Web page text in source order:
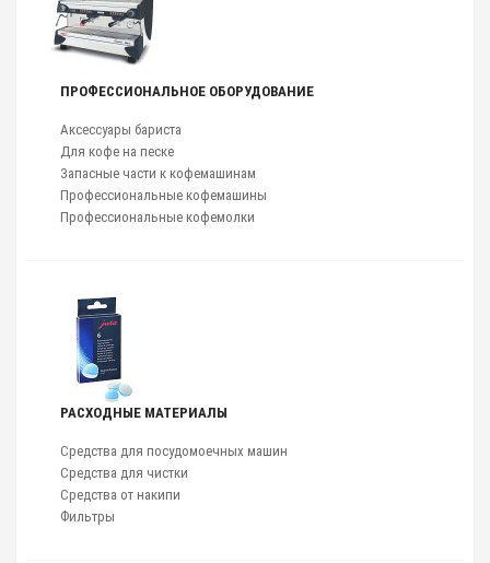
ПРОФЕССИОНАЛЬНОЕ ОБОРУДОВАНИЕ
Аксессуары бариста
Для кофе на песке
Запасные части к кофемашинам
Профессиональные кофемашины
Профессиональные кофемолки
РАСХОДНЫЕ МАТЕРИАЛЫ
Средства для посудомоечных машин
Средства для чистки
Средства от накипи
Фильтры